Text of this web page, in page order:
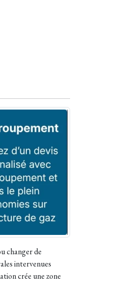
changer de
intervenues
crée une zone